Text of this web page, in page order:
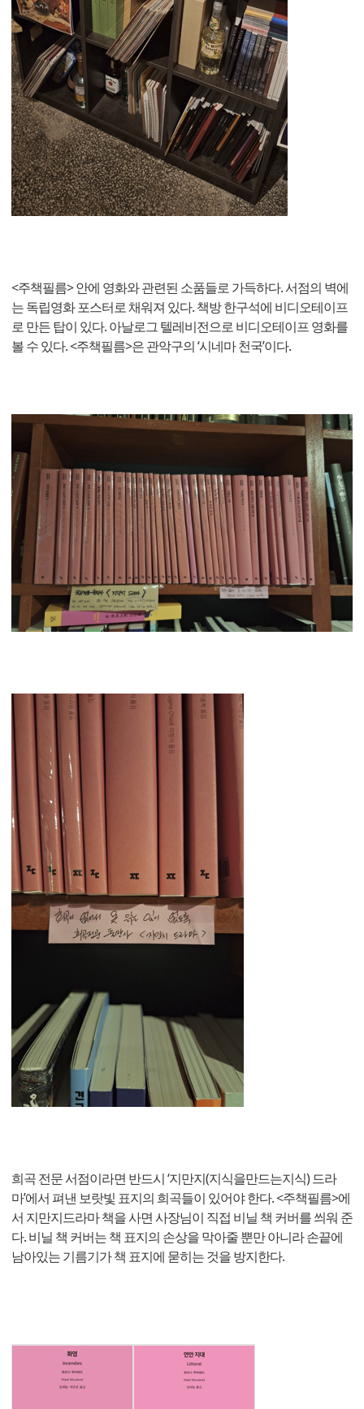
<주책필름> 안에 영화와 관련된 소품들로 가득하다. 서점의 벽에
는 독립영화 포스터로 채워져 있다. 책방 한구석에 비디오테이프
로 만든 탑이 있다. 아날로그 텔레비전으로 비디오테이프 영화를
볼 수 있다. <주책필름>은 관악구의 ‘시네마 천국’이다.
희곡 전문 서점이라면 반드시 ‘지만지(지식을만드는지식) 드라
마’에서 펴낸 보랏빛 표지의 희곡들이 있어야 한다. <주책필름>에
서 지만지드라마 책을 사면 사장님이 직접 비닐 책 커버를 씌워 준
다. 비닐 책 커버는 책 표지의 손상을 막아줄 뿐만 아니라 손끝에
남아있는 기름기가 책 표지에 묻히는 것을 방지한다.